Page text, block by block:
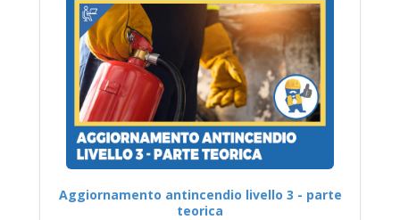
Aggiornamento antincendio livello 3 - parte
teorica